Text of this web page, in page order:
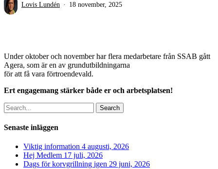
Lovis Lundén 18 november, 2025
Under oktober och november har flera medarbetare från SSAB gått
Agera, som är en av grundutbildningarna
för att få vara förtroendevald.
Ert engagemang stärker både er och arbetsplatsen!
Search
Senaste inläggen
Viktig information 4 augusti, 2026
Hej Medlem 17 juli, 2026
Dags för korvgrillning igen 29 juni, 2026